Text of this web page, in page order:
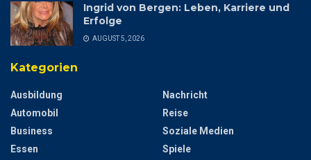
Ingrid von Bergen: Leben, Karriere und
Erfolge
AUGUST 5, 2026
Kategorien
Ausbildung
Automobil
Business
Essen
Nachricht
Reise
Soziale Medien
Spiele